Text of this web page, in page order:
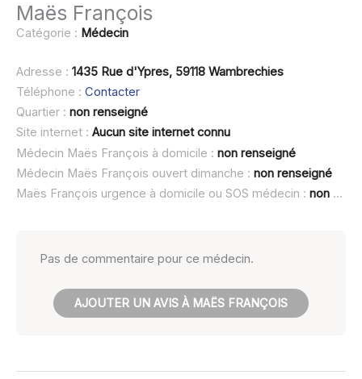
Maës François
Catégorie : Médecin
Adresse : 1435 Rue d'Ypres, 59118 Wambrechies
Téléphone : Contacter
Quartier : non renseigné
Site internet : Aucun site internet connu
Médecin Maës François à domicile : non renseigné
Médecin Maës François ouvert dimanche : non renseigné
Maës François urgence à domicile ou SOS médecin : non renseigné
Pas de commentaire pour ce médecin.
AJOUTER UN AVIS À MAËS FRANÇOIS